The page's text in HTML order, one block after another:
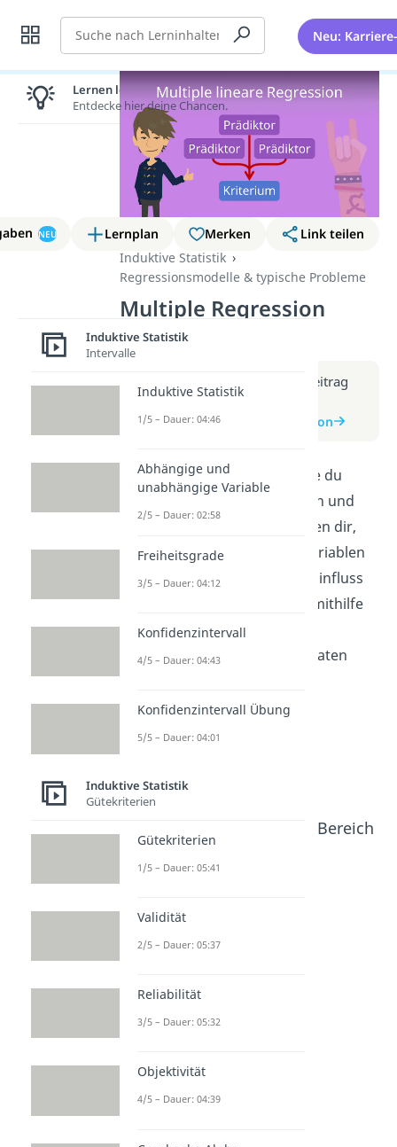
Suche Neu:
NEU Lernplan Merken
Link teilen
Induktive Statistik
Regressionsmodelle & typische Probleme
Multiple Regression
(Video)
Weitere Infos erhältst du im Beitrag
zum Video
zum Beitrag: Multiple Regression
In diesem Video lernst du, wie du
Multiple Regression verstehen und
anwenden kannst. Wir erklären dir,
wie mehrere unabhängige Variablen
auf eine abhängige Variable Einfluss
nehmen können und wie du mithilfe
dieser Methode komplexe
Zusammenhänge in deinen Daten
analysieren kannst.
Beliebte Inhalte aus dem Bereich
Induktive Statistik
Regressi
Dauer: 04:19
nearität
Dauer: 04:50
Lernen lohnt sich!
Entdecke hier deine Chancen.
Induktive Statistik
Intervalle
Induktive Statistik
1/5 – Dauer: 04:46
Abhängige und
unabhängige Variable
2/5 – Dauer: 02:58
Freiheitsgrade
3/5 – Dauer: 04:12
Konfidenzintervall
4/5 – Dauer: 04:43
Konfidenzintervall Übung
5/5 – Dauer: 04:01
Induktive Statistik
Gütekriterien
Gütekriterien
1/5 – Dauer: 05:41
Validität
2/5 – Dauer: 05:37
Reliabilität
3/5 – Dauer: 05:32
Objektivität
4/5 – Dauer: 04:39